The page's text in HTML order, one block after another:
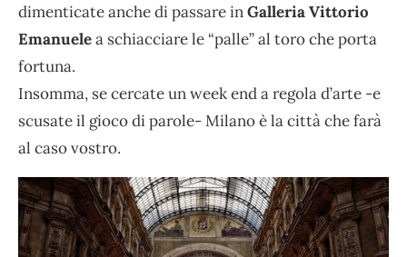
dimenticate anche di passare inGalleria Vittorio
Emanuelea schiacciare le “palle” al toro che porta
fortuna.
Insomma, se cercate un week end a regola d’arte -e
scusate il gioco di parole- Milano è la città che farà
al caso vostro.